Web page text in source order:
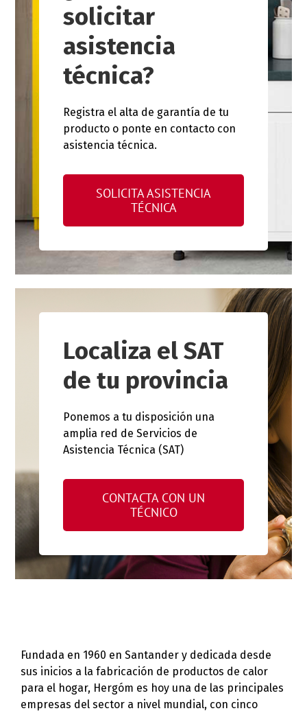
solicitar
asistencia
técnica?
Registra el alta de garantía de tu
producto o ponte en contacto con
asistencia técnica.
SOLICITA ASISTENCIA
TÉCNICA
Localiza el SAT
de tu provincia
Ponemos a tu disposición una
amplia red de Servicios de
Asistencia Técnica (SAT)
CONTACTA CON UN
TÉCNICO
Fundada en 1960 en Santander y dedicada desde
sus inicios a la fabricación de productos de calor
para el hogar, Hergóm es hoy una de las principales
empresas del sector a nivel mundial, con cinco